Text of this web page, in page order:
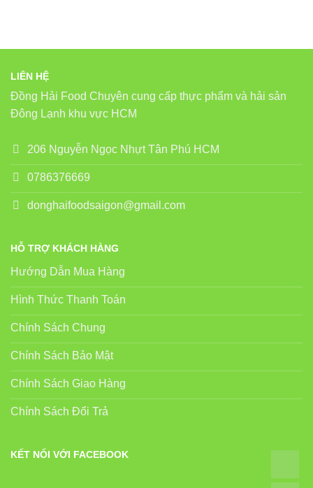
LIÊN HỆ
Đồng Hải Food Chuyên cung cấp thực phẩm và hải sản
Đông Lạnh khu vực HCM
206 Nguyễn Ngọc Nhựt Tân Phú HCM
0786376669
donghaifoodsaigon@gmail.com
HỖ TRỢ KHÁCH HÀNG
Hướng Dẫn Mua Hàng
Hình Thức Thanh Toán
Chính Sách Chung
Chính Sách Bảo Mật
Chính Sách Giao Hàng
Chính Sách Đổi Trả
KẾT NỐI VỚI FACEBOOK